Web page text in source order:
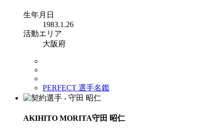
生年月日
1983.1.26
活動エリア
大阪府
PERFECT 選手名鑑
AKIHITO MORITA守田 昭仁